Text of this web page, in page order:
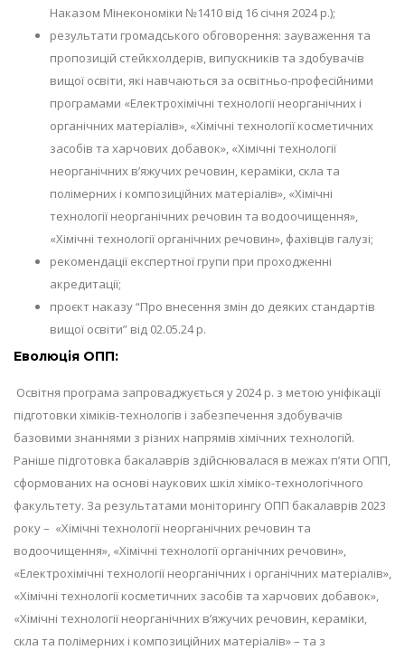
Наказом Мінекономіки №1410 від 16 січня 2024 р.);
результати громадського обговорення: зауваження та
пропозицій стейкхолдерів, випускників та здобувачів
вищої освіти, які навчаються за освітньо-професійними
програмами «Електрохімічні технології неорганічних і
органічних матеріалів», «Хімічні технології косметичних
засобів та харчових добавок», «Хімічні технології
неорганічних в’яжучих речовин, кераміки, скла та
полімерних і композиційних матеріалів», «Хімічні
технології неорганічних речовин та водоочищення»,
«Хімічні технології органічних речовин», фахівців галузі;
рекомендації експертної групи при проходженні
акредитації;
проєкт наказу “Про внесення змін до деяких стандартів
вищої освіти” від 02.05.24 р.
Еволюція ОПП:
Освітня програма запроваджується у 2024 р. з метою уніфікації
підготовки хіміків-технологів і забезпечення здобувачів
базовими знаннями з різних напрямів хімічних технологій.
Раніше підготовка бакалаврів здійснювалася в межах п’яти ОПП,
сформованих на основі наукових шкіл хіміко-технологічного
факультету. За результатами моніторингу ОПП бакалаврів 2023
року – «Хімічні технології неорганічних речовин та
водоочищення», «Хімічні технології органічних речовин»,
«Електрохімічні технології неорганічних і органічних матеріалів»,
«Хімічні технології косметичних засобів та харчових добавок»,
«Хімічні технології неорганічних в’яжучих речовин, кераміки,
скла та полімерних і композиційних матеріалів» – та з